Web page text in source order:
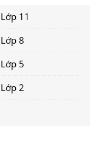
Lớp 11
Lớp 8
Lớp 5
Lớp 2